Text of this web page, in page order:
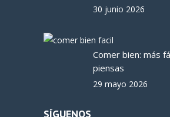
30 junio 2026
Comer bien: más
piensas
29 mayo 2026
SÍGUENOS